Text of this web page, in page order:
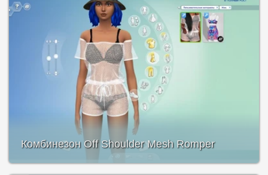
Комбинезон Off Shoulder Mesh Romper